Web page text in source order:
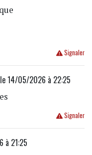
Signaler
le 14/05/2026 à 22:25
Signaler
à 21:25